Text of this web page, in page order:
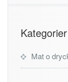
Kategorier
Mat o